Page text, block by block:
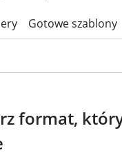
Gotowe szablony
format,